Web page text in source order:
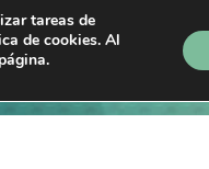
tareas de
de cookies. Al